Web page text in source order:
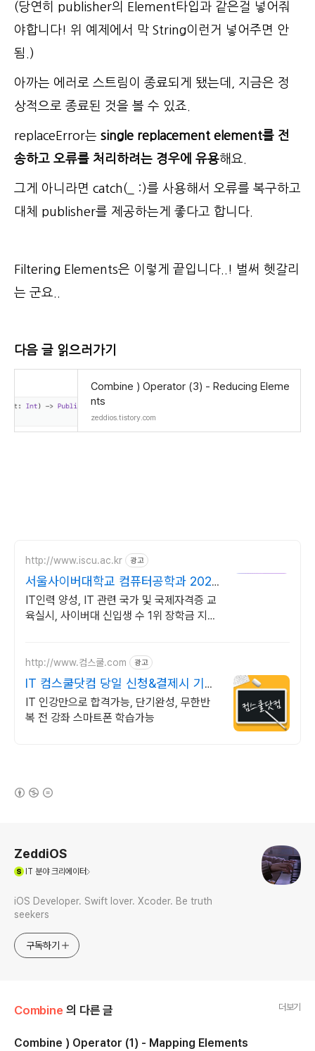
(당연히 publisher의 Element타입과 같은걸 넣어줘
야합니다! 위 예제에서 막 String이런거 넣어주면 안
됨.)
아까는 에러로 스트림이 종료되게 됐는데, 지금은 정
상적으로 종료된 것을 볼 수 있죠.
replaceError는 single replacement element를 전
송하고 오류를 처리하려는 경우에 유용해요.
그게 아니라면 catch(_ :)를 사용해서 오류를 복구하고
대체 publisher를 제공하는게 좋다고 합니다.
Filtering Elements은 이렇게 끝입니다..! 벌써 헷갈리
는 군요..
다음 글 읽으러가기
Combine ) Operator (3) - Reducing Eleme
nts
zeddios.tistory.com
http://www.iscu.ac.kr 광고
서울사이버대학교 컴퓨터공학과 2026
가을학기 신편입생
IT인력 양성, IT 관련 국가 및 국제자격증 교
육실시, 사이버대 신입생 수 1위 장학금 지급
http://www.컴스쿨.com 광고
IT 컴스쿨닷컴 당일 신청&결제시 기프
티콘!
IT 인강만으로 합격가능, 단기완성, 무한반
복 전 강좌 스마트폰 학습가능
ZeddiOS
IT 분야 크리에이터
iOS Developer. Swift lover. Xcoder. Be truth
seekers
구독하기
Combine 의 다른 글 더보기
Combine ) Operator (1) - Mapping Elements